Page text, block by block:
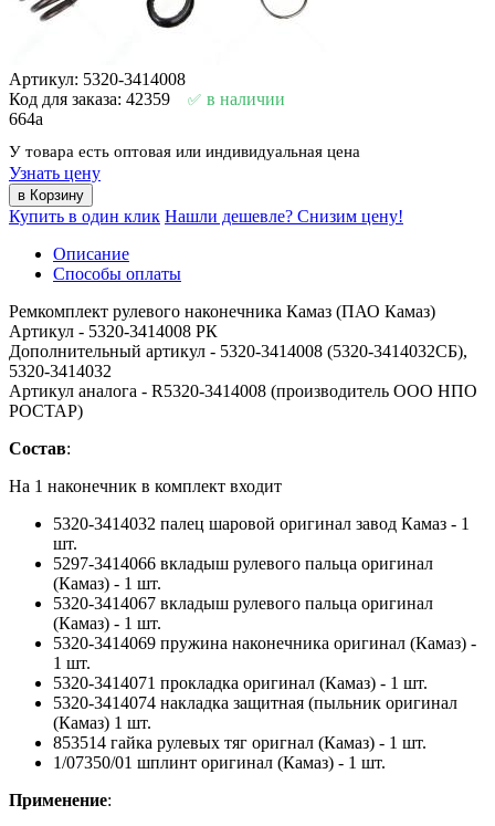
Артикул: 5320-3414008
Код для заказа: 42359
в наличии
664a
У товара есть оптовая или индивидуальная цена
Узнать цену
Купить в один клик Нашли дешевле? Снизим цену!
Описание
Способы оплаты
Ремкомплект рулевого наконечника Камаз (ПАО Камаз)
Артикул - 5320-3414008 РК
Дополнительный артикул - 5320-3414008 (5320-3414032СБ),
5320-3414032
Артикул аналога - R5320-3414008 (производитель ООО НПО
РОСТАР)
Состав:
На 1 наконечник в комплект входит
5320-3414032 палец шаровой оригинал завод Камаз - 1
шт.
5297-3414066 вкладыш рулевого пальца оригинал
(Камаз) - 1 шт.
5320-3414067 вкладыш рулевого пальца оригинал
(Камаз) - 1 шт.
5320-3414069 пружина наконечника оригинал (Камаз) -
1 шт.
5320-3414071 прокладка оригинал (Камаз) - 1 шт.
5320-3414074 накладка защитная (пыльник оригинал
(Камаз) 1 шт.
853514 гайка рулевых тяг оригнал (Камаз) - 1 шт.
1/07350/01 шплинт оригинал (Камаз) - 1 шт.
Применение: